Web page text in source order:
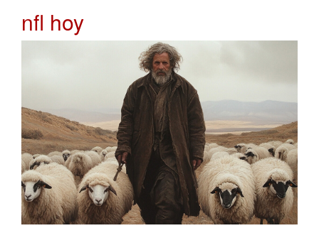
nfl hoy